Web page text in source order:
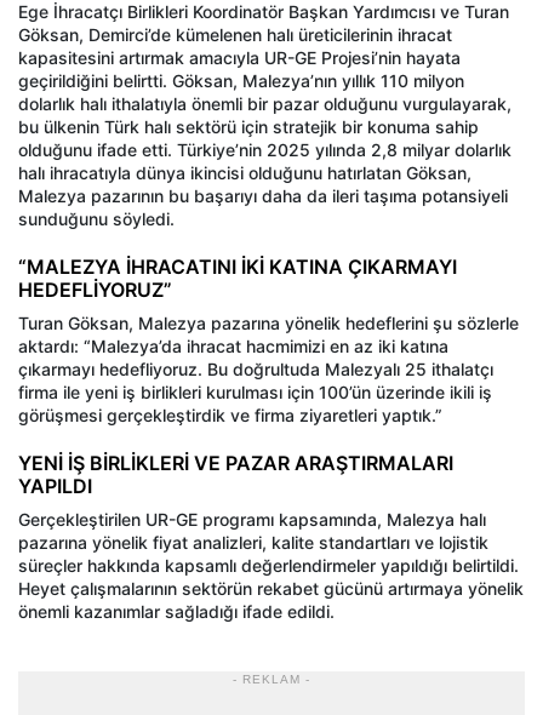
Ege İhracatçı Birlikleri Koordinatör Başkan Yardımcısı ve Turan
Göksan, Demirci’de kümelenen halı üreticilerinin ihracat
kapasitesini artırmak amacıyla UR-GE Projesi’nin hayata
geçirildiğini belirtti. Göksan, Malezya’nın yıllık 110 milyon
dolarlık halı ithalatıyla önemli bir pazar olduğunu vurgulayarak,
bu ülkenin Türk halı sektörü için stratejik bir konuma sahip
olduğunu ifade etti. Türkiye’nin 2025 yılında 2,8 milyar dolarlık
halı ihracatıyla dünya ikincisi olduğunu hatırlatan Göksan,
Malezya pazarının bu başarıyı daha da ileri taşıma potansiyeli
sunduğunu söyledi.
“MALEZYA İHRACATINI İKİ KATINA ÇIKARMAYI
HEDEFLİYORUZ”
Turan Göksan, Malezya pazarına yönelik hedeflerini şu sözlerle
aktardı: “Malezya’da ihracat hacmimizi en az iki katına
çıkarmayı hedefliyoruz. Bu doğrultuda Malezyalı 25 ithalatçı
firma ile yeni iş birlikleri kurulması için 100’ün üzerinde ikili iş
görüşmesi gerçekleştirdik ve firma ziyaretleri yaptık.”
YENİ İŞ BİRLİKLERİ VE PAZAR ARAŞTIRMALARI
YAPILDI
Gerçekleştirilen UR-GE programı kapsamında, Malezya halı
pazarına yönelik fiyat analizleri, kalite standartları ve lojistik
süreçler hakkında kapsamlı değerlendirmeler yapıldığı belirtildi.
Heyet çalışmalarının sektörün rekabet gücünü artırmaya yönelik
önemli kazanımlar sağladığı ifade edildi.
- REKLAM -